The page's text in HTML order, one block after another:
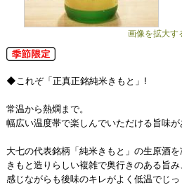
画像を拡大す
◆これぞ「正真正銘純米きもと」!
常温から熱燗まで。
幅広い温度帯で楽しんでいただける旨味が
大七の代表銘柄「純米きもと」の生原酒を
きもと造りらしい複雑で奥行きのある旨
感じながらも後味のキレがよく低温でじ